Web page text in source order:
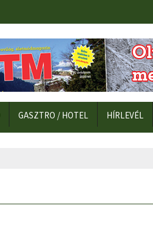
GASZTRO / HOTEL HÍRLEVÉL